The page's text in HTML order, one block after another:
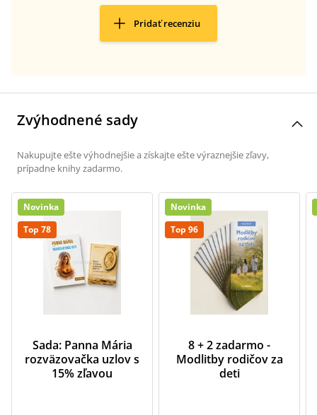
Pridať recenziu
Zvýhodnené sady
Nakupujte ešte výhodnejšie a získajte ešte výraznejšie zľavy,
prípadne knihy zadarmo.
Novinka
Top 78
Sada: Panna Mária
rozväzovačka uzlov s
15% zľavou
Novinka
Top 96
8 + 2 zadarmo -
Modlitby rodičov za
deti